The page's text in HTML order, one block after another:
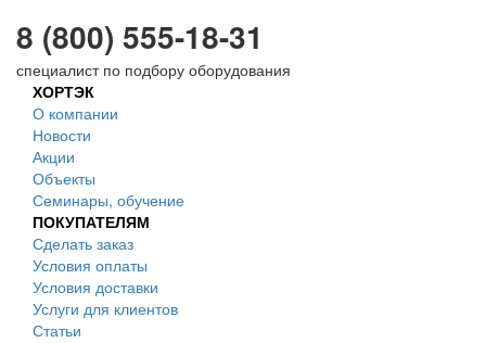
8 (800) 555-18-31
специалист по подбору оборудования
ХОРТЭК
О компании
Новости
Акции
Объекты
Семинары, обучение
ПОКУПАТЕЛЯМ
Сделать заказ
Условия оплаты
Условия доставки
Услуги для клиентов
Статьи